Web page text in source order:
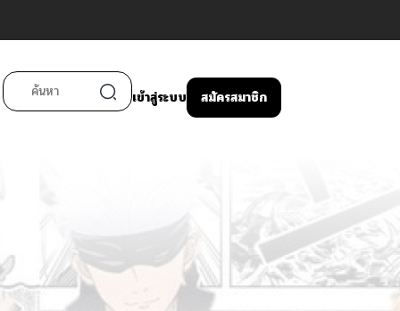
เข้าสู่ระบบ สมัครสมาชิก